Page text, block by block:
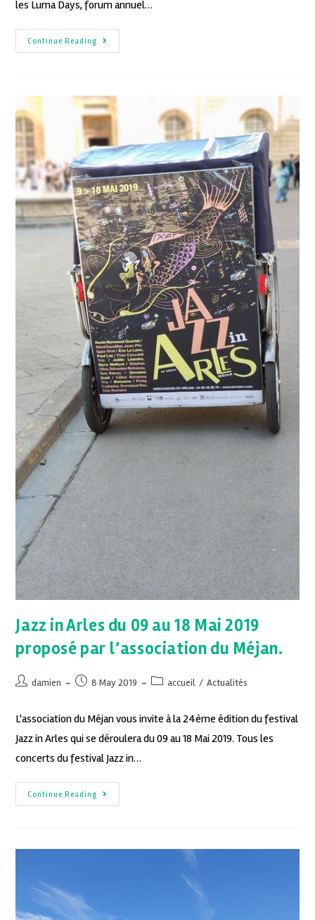
les Luma Days, forum annuel…
Continue Reading
Jazz in Arles du 09 au 18 Mai 2019
proposé par l’association du Méjan.
damien 8 May 2019 accueil / Actualités
L'association du Méjan vous invite à la 24ème édition du festival
Jazz in Arles qui se déroulera du 09 au 18 Mai 2019. Tous les
concerts du festival Jazz in…
Continue Reading